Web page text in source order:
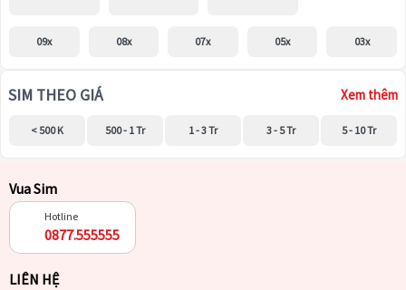
09x 08x 07x 05x 03x
SIM THEO GIÁ Xem thêm
< 500 K 500 - 1 Tr 1 - 3 Tr 3 - 5 Tr 5 - 10 Tr
Vua Sim
Hotline
0877.555555
LIÊN HỆ